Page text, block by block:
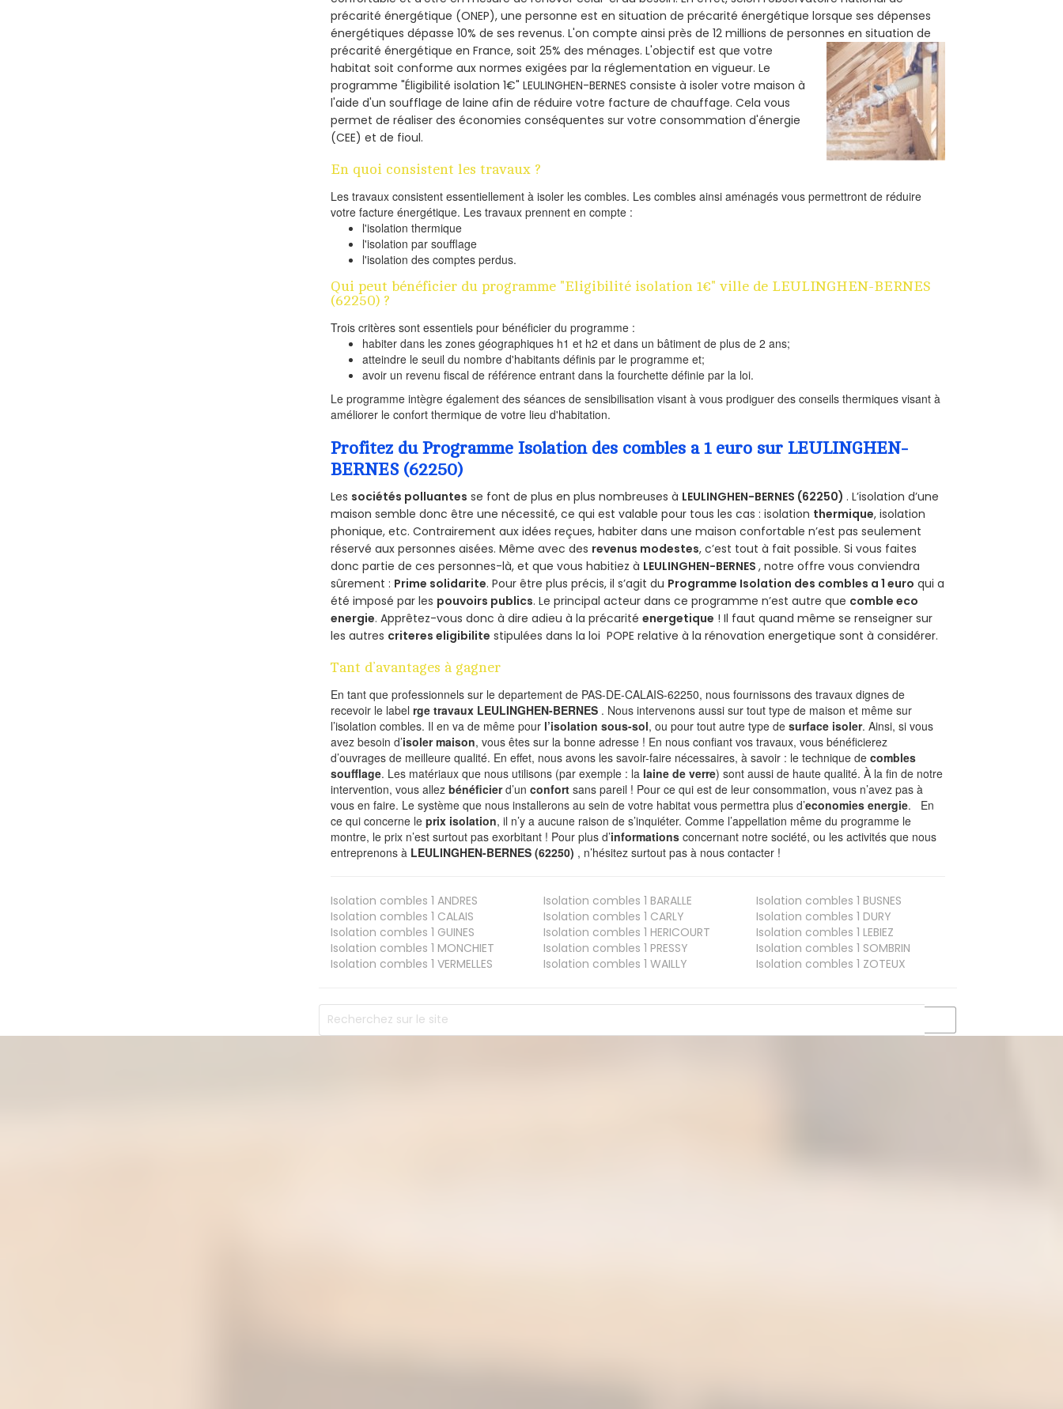
précarité énergétique (ONEP), une personne est en situation de précarité énergétique lorsque ses dépenses
énergétiques dépasse 10% de ses revenus. L'on compte ainsi près de 12 millions de personnes en situation de
précarité énergétique en France, soit 25% des ménages.L'objectif est que votre
habitat soit conforme aux normes exigées par la réglementation en vigueur. Le
programme "Éligibilité isolation 1€" LEULINGHEN-BERNES consiste à isoler votre maison à
l'aide d'un soufflage de laine afin de réduire votre facture de chauffage. Cela vous
permet de réaliser des économies conséquentes sur votre consommation d'énergie
(CEE) et de fioul.
En quoi consistent les travaux ?
Les travaux consistent essentiellement à isoler les combles. Les combles ainsi aménagés vous permettront de réduire
votre facture énergétique. Les travaux prennent en compte :
l'isolation thermique
l'isolation par soufflage
l'isolation des comptes perdus.
Qui peut bénéficier du programme "Eligibilité isolation 1€" ville de LEULINGHEN-BERNES
(62250) ?
Trois critères sont essentiels pour bénéficier du programme :
habiter dans les zones géographiques h1 et h2 et dans un bâtiment de plus de 2 ans;
atteindre le seuil du nombre d'habitants définis par le programme et;
avoir un revenu fiscal de référence entrant dans la fourchette définie par la loi.
Le programme intègre également des séances de sensibilisation visant à vous prodiguer des conseils thermiques visant à
améliorer le confort thermique de votre lieu d'habitation.
Profitez du Programme Isolation des combles a 1 euro sur LEULINGHEN-
BERNES (62250)
Les sociétés polluantes se font de plus en plus nombreuses à LEULINGHEN-BERNES (62250) . L’isolation d’une
maison semble donc être une nécessité, ce qui est valable pour tous les cas : isolation thermique, isolation
phonique, etc. Contrairement aux idées reçues, habiter dans une maison confortable n’est pas seulement
réservé aux personnes aisées. Même avec des revenus modestes, c’est tout à fait possible. Si vous faites
donc partie de ces personnes-là, et que vous habitiez à LEULINGHEN-BERNES, notre offre vous conviendra
sûrement : Prime solidarite. Pour être plus précis, il s’agit du Programme Isolation des combles a 1 euro qui a
été imposé par les pouvoirs publics. Le principal acteur dans ce programme n’est autre que comble eco
energie. Apprêtez-vous donc à dire adieu à la précaritéenergetique ! Il faut quand même se renseigner sur
les autres criteres eligibilite stipulées dans la loi POPE relative à la rénovation energetique sont à considérer.
Tant d’avantages à gagner
En tant que professionnels sur le departement de PAS-DE-CALAIS-62250, nous fournissons des travaux dignes de
recevoir le labelrge travaux LEULINGHEN-BERNES . Nous intervenons aussi sur tout type de maison et même sur
l’isolation combles. Il en va de même pour l’isolation sous-sol, ou pour tout autre type desurface isoler. Ainsi, si vous
avez besoin d’isoler maison, vous êtes sur la bonne adresse ! En nous confiant vos travaux, vous bénéficierez
d’ouvrages de meilleure qualité. En effet, nous avons les savoir-faire nécessaires, à savoir : le technique decombles
soufflage. Les matériaux que nous utilisons (par exemple : la laine de verre) sont aussi de haute qualité. À la fin de notre
intervention, vous allezbénéficierd’unconfort sans pareil ! Pour ce qui est de leur consommation, vous n’avez pas à
vous en faire. Le système que nous installerons au sein de votre habitat vous permettra plus d’economies energie. En
ce qui concerne leprix isolation, il n’y a aucune raison de s’inquiéter. Comme l’appellation même du programme le
montre, le prix n’est surtout pas exorbitant ! Pour plus d’informations concernant notre société, ou les activités que nous
entreprenons à LEULINGHEN-BERNES (62250) , n’hésitez surtout pas à nous contacter !
Isolation combles 1 ANDRES Isolation combles 1 BARALLE Isolation combles 1 BUSNES
Isolation combles 1 CALAIS Isolation combles 1 CARLY Isolation combles 1 DURY
Isolation combles 1 GUINES Isolation combles 1 HERICOURT Isolation combles 1 LEBIEZ
Isolation combles 1 MONCHIET Isolation combles 1 PRESSY Isolation combles 1 SOMBRIN
Isolation combles 1 VERMELLES Isolation combles 1 WAILLY Isolation combles 1 ZOTEUX